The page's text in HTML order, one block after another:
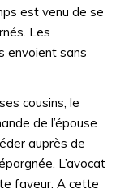
est venu de se
Les
envoient sans
cousins, le
de l’épouse
auprès de
L’avocat
faveur. A cette